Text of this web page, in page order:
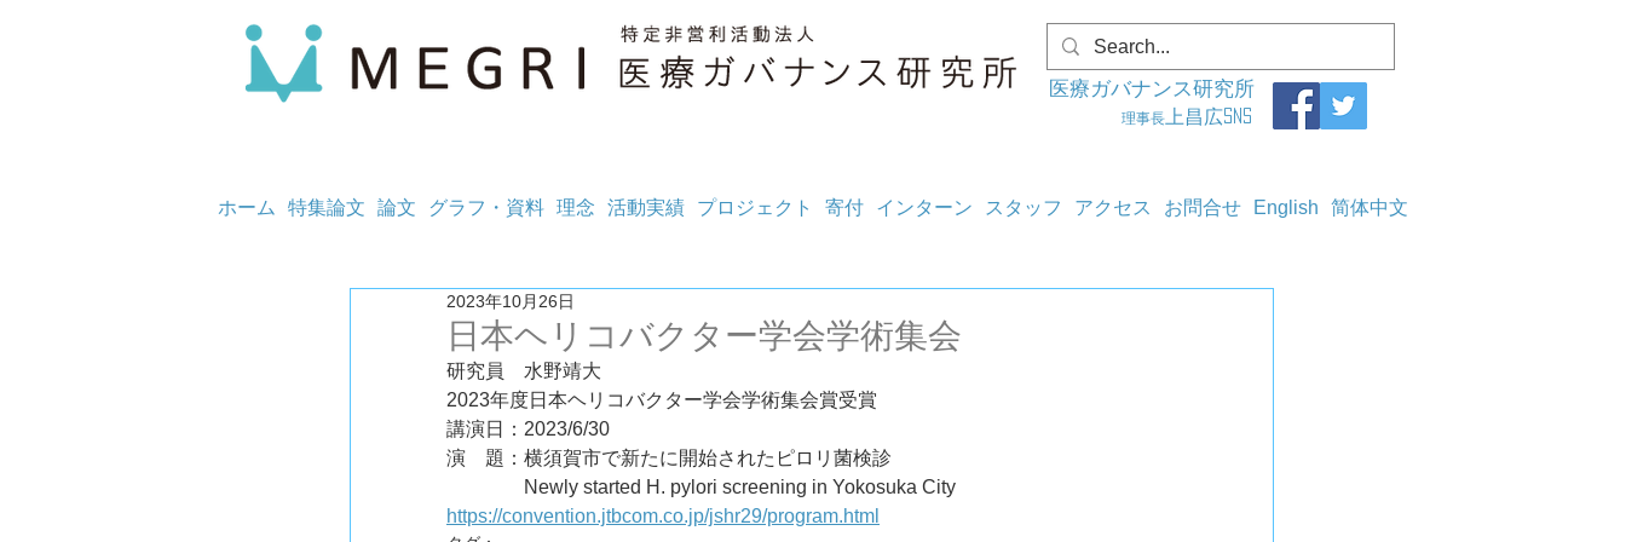
医療ガバナンス研究所
理事長 上昌広SNS
ホーム 特集論文 論文 グラフ・資料 理念 活動実績 プロジェクト 寄付 インターン スタッフ アクセス お問合せ English 简体中文
日本ヘリコバクター学会学術集会
2023年10月26日
研究員　水野靖大
2023年度日本ヘリコバクター学会学術集会賞受賞
講演日：2023/6/30
演　題：横須賀市で新たに開始されたピロリ菌検診
Newly started H. pylori screening in Yokosuka City
https://convention.jtbcom.co.jp/jshr29/program.html